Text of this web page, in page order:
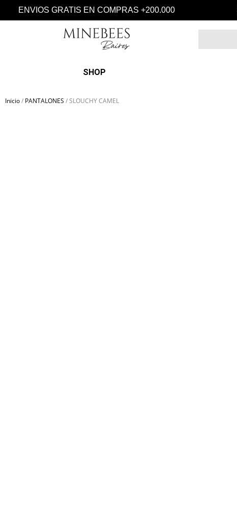
al
ENVIOS GRATIS EN COMPRAS +200.000
Search
SHOP
Inicio/ PANTALONES / SLOUCHY CAMEL